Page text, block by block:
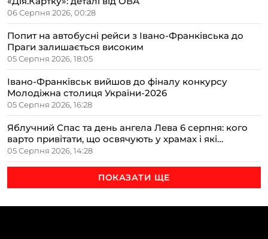
06 Серпня 2026, 00:28
Попит на автобусні рейси з Івано-Франківська до
Праги залишається високим
05 Серпня 2026, 18:05
Івано-Франківськ вийшов до фіналу конкурсу
Молодіжна столиця України-2026
05 Серпня 2026, 16:28
Яблучний Спас та день ангела Лева 6 серпня: кого
варто привітати, що освячують у храмах і які
прикмети передбачають осінь
05 Серпня 2026, 14:28
ПОКАЗАТИ ЩЕ